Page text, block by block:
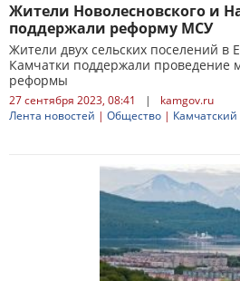
Жители Новолесновского и
поддержали реформу МСУ
Жители двух сельских поселений в
Камчатки поддержали проведение
реформы
27 сентября 2023, 08:41 |
kamgov.ru
Лента новостей | Общество | Камчатский